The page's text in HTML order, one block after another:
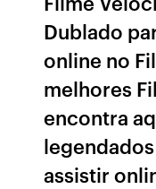
Dublado
online no
melhores
encontra
assistir